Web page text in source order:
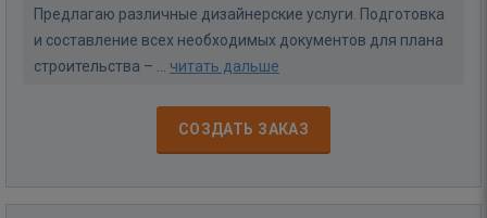
Предлагаю различные дизайнерские услуги. Подготовка
и составление всех необходимых документов для плана
строительства – ... читать дальше
СОЗДАТЬ ЗАКАЗ